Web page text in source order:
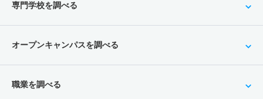
専門学校を調べる
オープンキャンパスを調べる
職業を調べる